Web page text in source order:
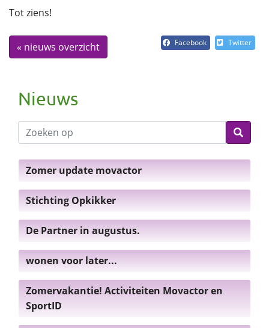
Tot ziens!
Facebook Twitter
« nieuws overzicht
Nieuws
Zomer update movactor
Stichting Opkikker
De Partner in augustus.
wonen voor later...
Zomervakantie! Activiteiten Movactor en
SportID